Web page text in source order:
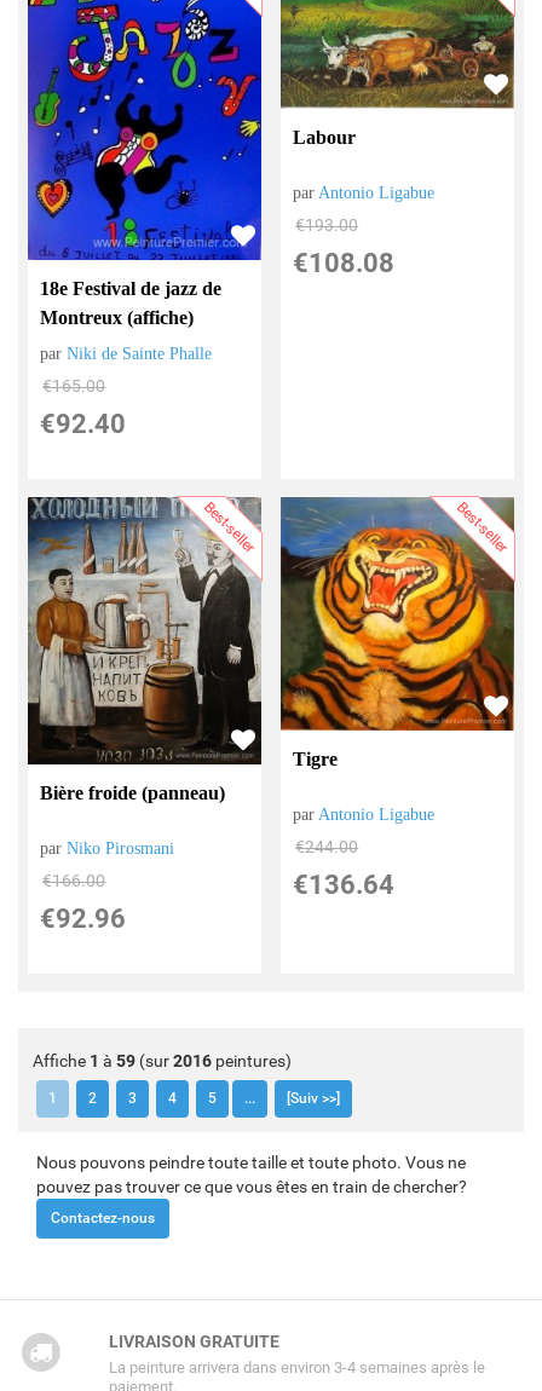
18e Festival de jazz de
Montreux (affiche)
parNiki de Sainte Phalle
€165.00
€92.40
Labour
par Antonio Ligabue
€193.00
€108.08
Best-seller
Bière froide (panneau)
parNiko Pirosmani
€166.00
€92.96
Best-seller
Tigre
parAntonio Ligabue
€244.00
€136.64
Affiche 1 à 59 (sur2016 peintures)
1 2 3 4 5 ... [Suiv >>]
Nous pouvons peindre toute taille et toute photo. Vous ne
pouvez pas trouver ce que vous êtes en train de chercher?
Contactez-nous
LIVRAISON GRATUITE
La peinture arrivera dans environ 3-4 semaines après le
paiement.